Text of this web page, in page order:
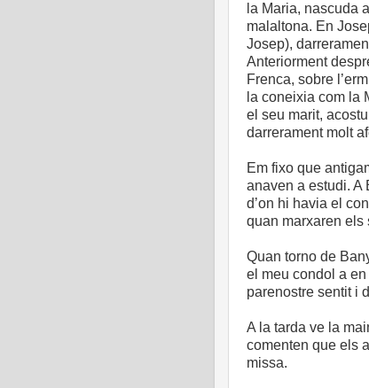
la Maria, nascuda
malaltona. En
Josep),
Anteriorment
Frenca, sobre
la coneixia com la
el seu marit,
darrerament molt
Em fixo que
anaven a estudi. A
d’on hi havia el
quan marxaren els
Quan torno de
el meu condol a
parenostre sentit i
A la tarda ve la
comenten que els
missa.